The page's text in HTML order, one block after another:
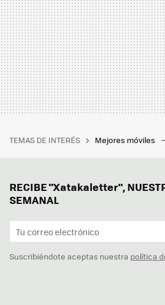
TEMAS DE INTERÉS Mejores móviles
RECIBE "Xatakaletter",
SEMANAL
Suscribiéndote aceptas nuestra política